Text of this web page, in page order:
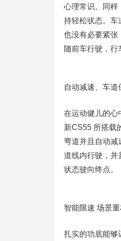
心理常识。同样
持轻松状态。车
也没有必要紧张
随前车行驶，行
自动减速、车道
在运动健儿的心
新CS55 所搭载
弯道并且自动减
道线内行驶，并
状态驶向终点。
智能限速 场景
扎实的功底能够